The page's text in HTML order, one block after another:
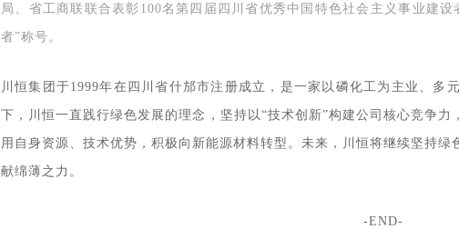
局、省工商联联合表彰100名第四届四川省优秀中国特色社会主义事业建
者”称号。
川恒集团于1999年在四川省什邡市注册成立，是一家以磷化工为主业、多
下，川恒一直践行绿色发展的理念，坚持以“技术创新”构建公司核心竞争力
用自身资源、技术优势，积极向新能源材料转型。未来，川恒将继续坚持
献绵薄之力。
-END-